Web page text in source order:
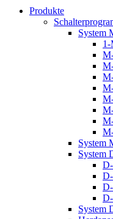
Produkte
System
System
System
System